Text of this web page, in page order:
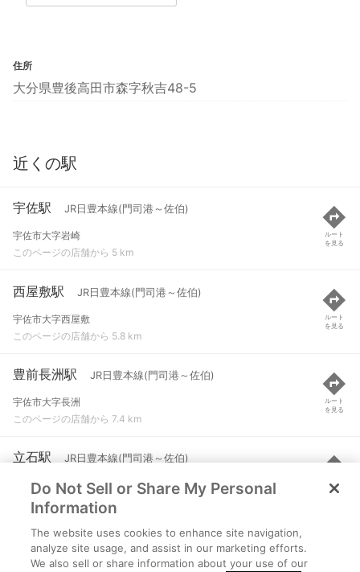
住所
大分県豊後高田市森字秋吉48-5
近くの駅
宇佐駅 JR日豊本線(門司港～佐伯)
宇佐市大字岩崎
このページの店舗から 5 km
ルート
を見る
西屋敷駅 JR日豊本線(門司港～佐伯)
宇佐市大字西屋敷
このページの店舗から 5.8 km
ルート
を見る
豊前長洲駅 JR日豊本線(門司港～佐伯)
宇佐市大字長洲
このページの店舗から 7.4 km
ルート
を見る
立石駅 JR日豊本線(門司港～佐伯)
杵築市山香町立石
このページの店舗から 7.6 km
ルート
を見る
柳ケ浦駅 JR日豊本線(門司港～佐伯)
大分県宇佐市大字江須賀
Do Not Sell or Share My Personal
Information
The website uses cookies to enhance site navigation,
analyze site usage, and assist in our marketing efforts.
We also sell or share information about your use of our